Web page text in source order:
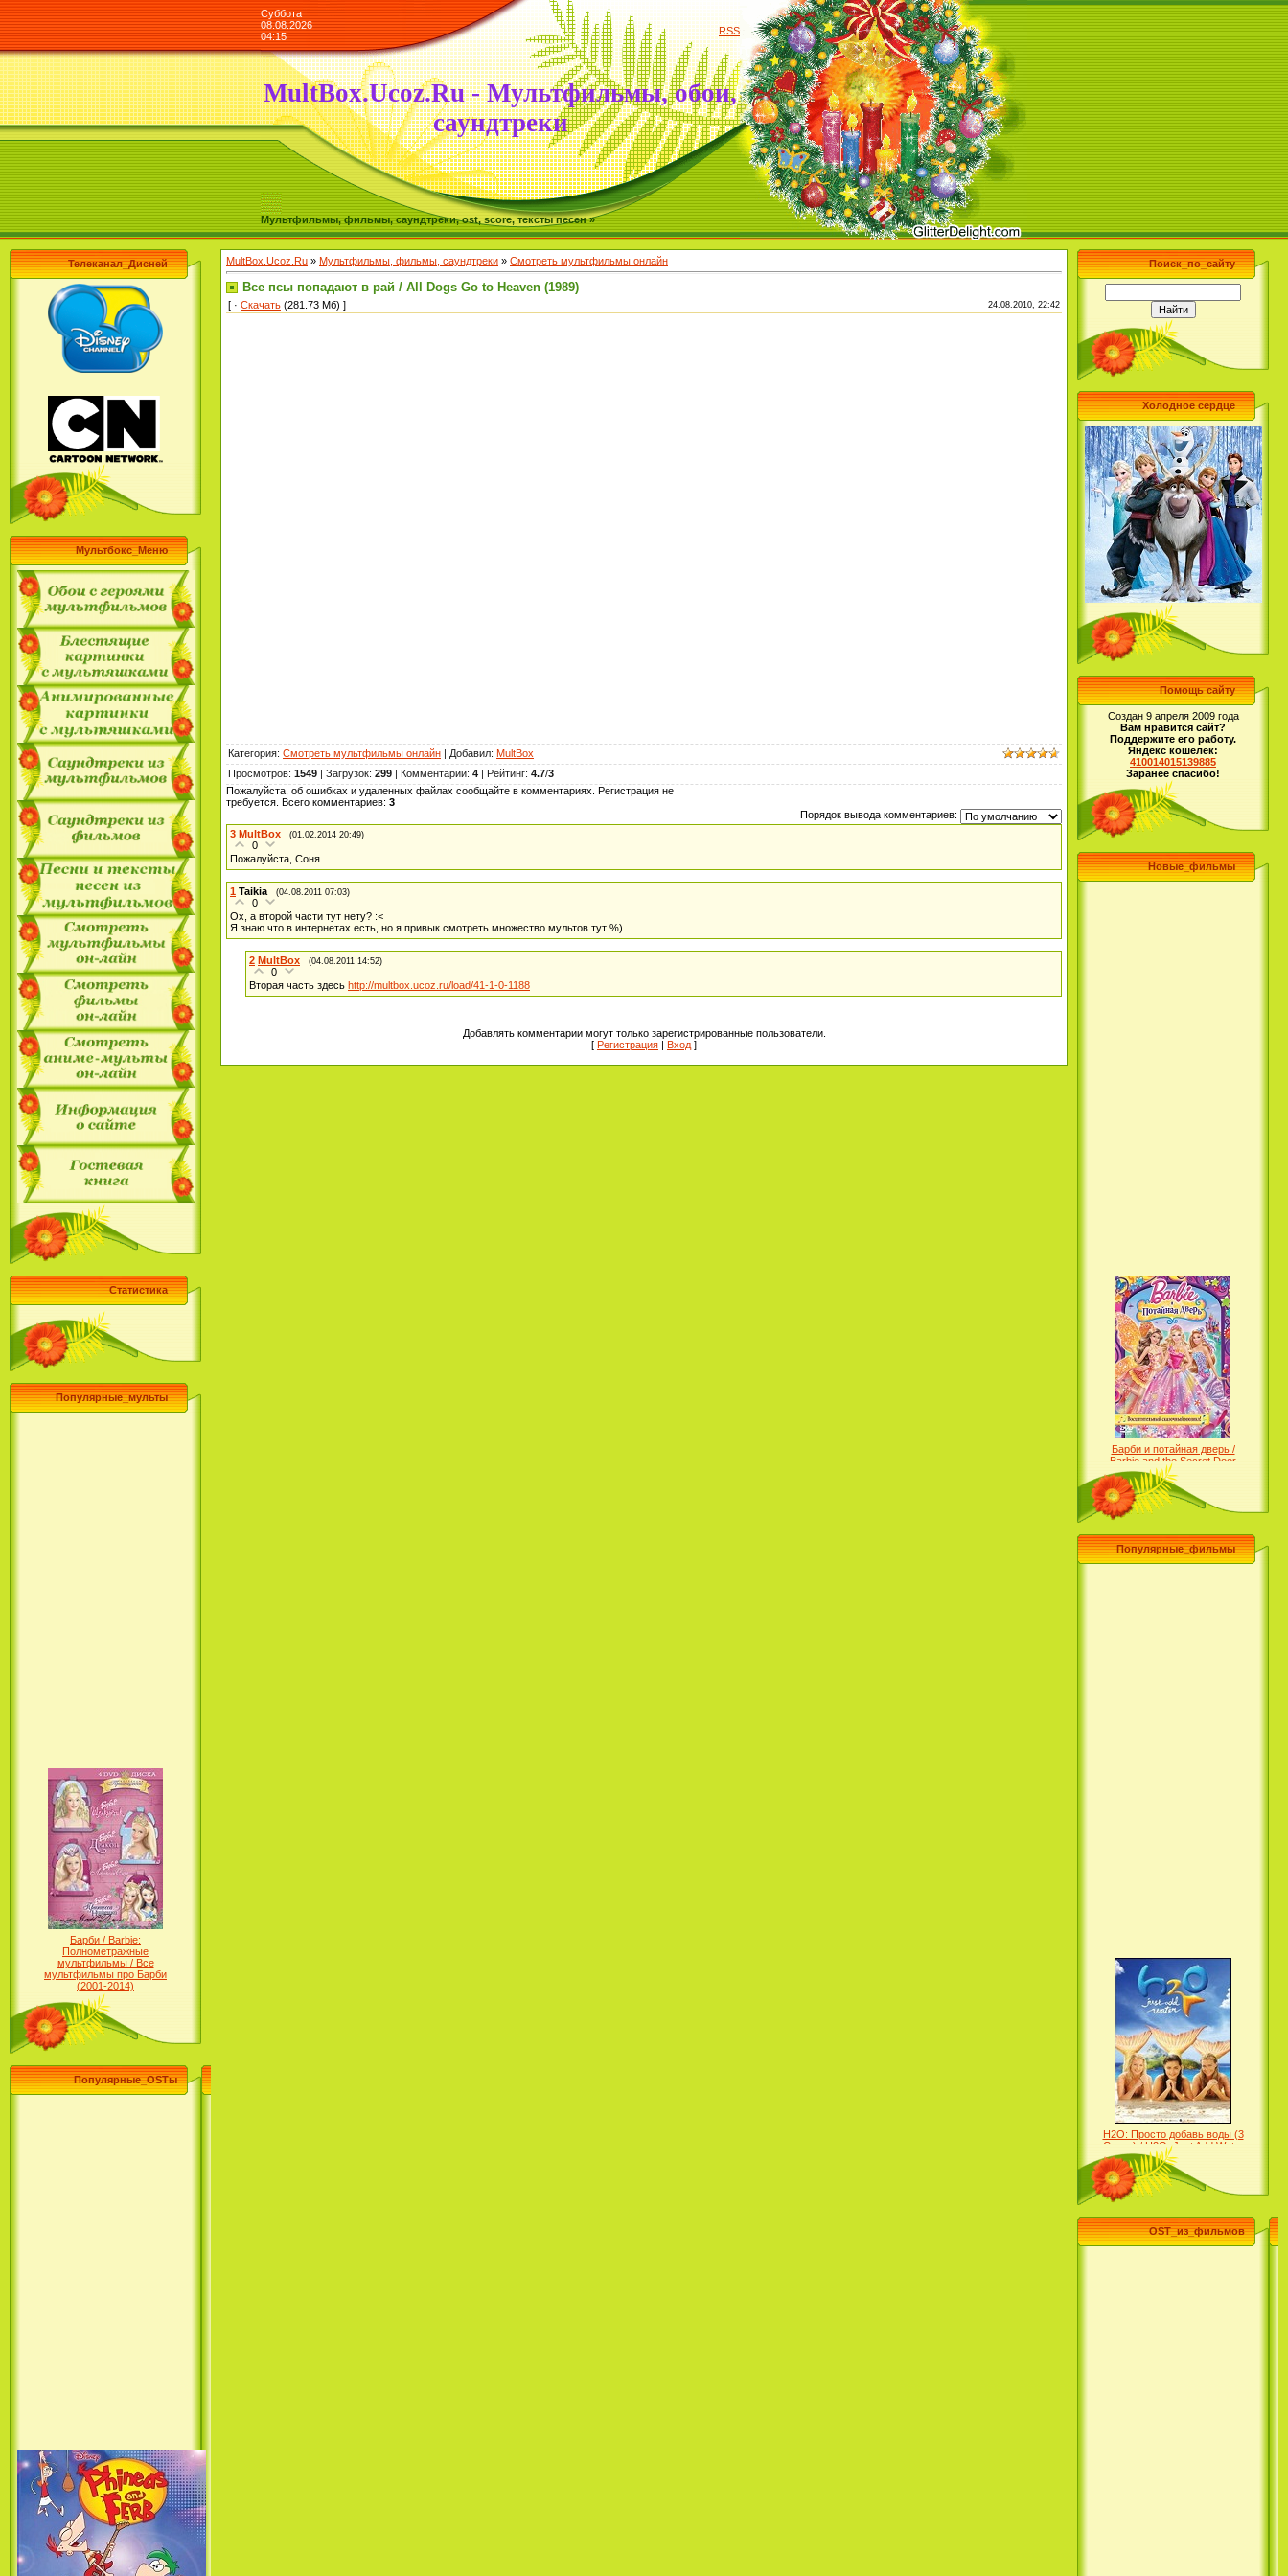
Суббота
08.08.2026
04:15
RSS
MultBox.Ucoz.Ru - Мультфильмы, обои,
саундтреки
Мультфильмы, фильмы, саундтреки, ost, score, тексты песен »
Телеканал_Дисней
Мультбокс_Меню
Статистика
Популярные_мульты
Барби / Barbie:
Полнометражные
мультфильмы / Все
мультфильмы про Барби
(2001-2014)
Фархат: Принц Персии /
Farhat: The Prince of the
Популярные_OSTы
MultBox.Ucoz.Ru » Мультфильмы, фильмы, саундтреки » Смотреть мультфильмы онлайн
Все псы попадают в рай / All Dogs Go to Heaven (1989)
[ · Скачать (281.73 Мб) ] 24.08.2010, 22:42
Категория: Смотреть мультфильмы онлайн | Добавил: MultBox
Просмотров: 1549 | Загрузок: 299 | Комментарии: 4 | Рейтинг: 4.7/3
Пожалуйста, об ошибках и удаленных файлах сообщайте в комментариях. Регистрация не
требуется. Всего комментариев: 3
Порядок вывода комментариев:
3 MultBox (01.02.2014 20:49)
0
Пожалуйста, Соня.
1 Taikia (04.08.2011 07:03)
0
Ох, а второй части тут нету? :<
Я знаю что в интернетах есть, но я привык смотреть множество мультов тут %)
2 MultBox (04.08.2011 14:52)
0
Вторая часть здесь http://multbox.ucoz.ru/load/41-1-0-1188
Добавлять комментарии могут только зарегистрированные пользователи.
[ Регистрация | Вход ]
Поиск_по_сайту
Холодное сердце
Помощь сайту
Создан 9 апреля 2009 года
Вам нравится сайт?
Поддержите его работу.
Яндекс кошелек:
410014015139885
Заранее спасибо!
Новые_фильмы
Барби и потайная дверь /
Barbie and the Secret Door
(2014)
Семейка Крудс / The Croods
(2013)
Эпик / Epic (2013)
Популярные_фильмы
H2O: Просто добавь воды (3
Сезон) / H2O: Just Add Water
(3 Season) (сериал)
Смотреть Телеканал Disney
OST_из_фильмов